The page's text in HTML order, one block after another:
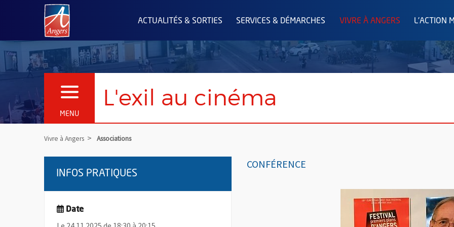
Angers.fr : Retour à l'accueil
ACTUALITÉS & SORTIES SERVICES & DÉMARCHES VIVRE À ANGERS L'ACTION
MENU
OUVRIR LE MENU L'exil au cinéma
Vivre à Angers Associations
CONFÉRENCE
INFOS PRATIQUES
Date